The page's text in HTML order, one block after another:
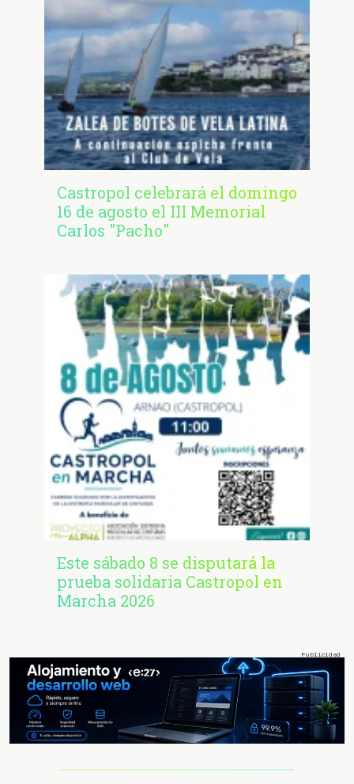
Castropol celebrará el domingo
16 de agosto el III Memorial
Carlos "Pacho"
Este sábado 8 se disputará la
prueba solidaria Castropol en
Marcha 2026